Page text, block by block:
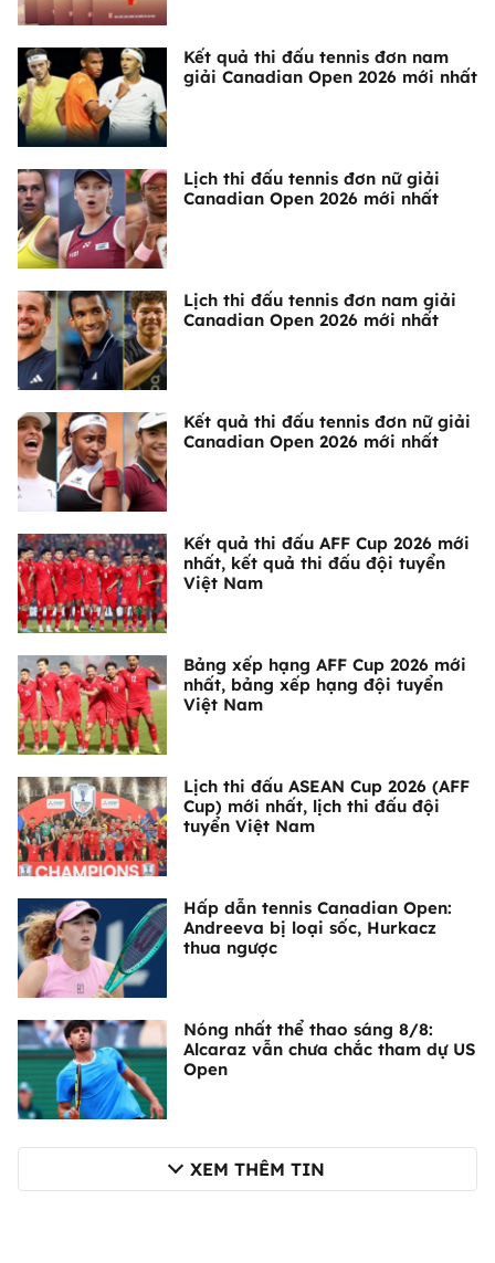
Kết quả thi đấu tennis đơn nam
giải Canadian Open 2026 mới nhất
Lịch thi đấu tennis đơn nữ giải
Canadian Open 2026 mới nhất
Lịch thi đấu tennis đơn nam giải
Canadian Open 2026 mới nhất
Kết quả thi đấu tennis đơn nữ giải
Canadian Open 2026 mới nhất
Kết quả thi đấu AFF Cup 2026 mới
nhất, kết quả thi đấu đội tuyển
Việt Nam
Bảng xếp hạng AFF Cup 2026 mới
nhất, bảng xếp hạng đội tuyển
Việt Nam
Lịch thi đấu ASEAN Cup 2026 (AFF
Cup) mới nhất, lịch thi đấu đội
tuyển Việt Nam
Hấp dẫn tennis Canadian Open:
Andreeva bị loại sốc, Hurkacz
thua ngược
Nóng nhất thể thao sáng 8/8:
Alcaraz vẫn chưa chắc tham dự US
Open
XEM THÊM TIN